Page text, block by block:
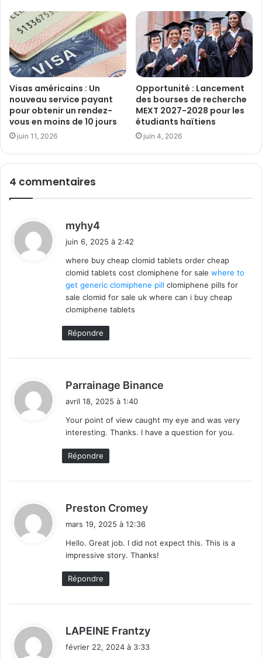
Visas américains : Un
nouveau service payant
pour obtenir un rendez-
vous en moins de 10 jours
juin 11, 2026
Opportunité : Lancement
des bourses de recherche
MEXT 2027-2028 pour les
étudiants haïtiens
juin 4, 2026
4 commentaires
myhy4
:
juin 6, 2025 à 2:42
where buy cheap clomid tablets order cheap
clomid tablets cost clomiphene for sale where to
get generic clomiphene pill clomiphene pills for
sale clomid for sale uk where can i buy cheap
clomiphene tablets
Répondre
Parrainage Binance
:
avril 18, 2025 à 1:40
Your point of view caught my eye and was very
interesting. Thanks. I have a question for you.
Répondre
Preston Cromey
:
mars 19, 2025 à 12:36
Hello. Great job. I did not expect this. This is a
impressive story. Thanks!
Répondre
LAPEINE Frantzy
février 22, 2024 à 3:33